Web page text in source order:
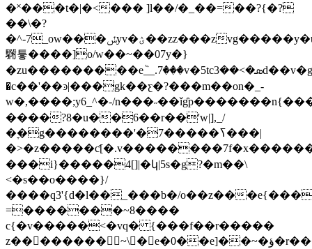
�˟���t�|�<��� ]l��/�_��=��?{�?
��\�?
�^-7_ow���ݽyv�ؽ��zz���zvg�����y�u�
䮛틓����]o/w��~��07y�}
�zu���������eٞ__.7���v�5tcܣ�>��3d��v�gsw47�����g��j߮�׫��bw��(�g\\������,���c777��\�?;��1�ѫ�
�c��'��ͽ|���gk��ƹ�?���m��on�_-
w�,����;y6_^�-/n���˶��ǐg̑
����?8�u��6��r��'w|],_/
�ׇ�g��������'�7�����ߖ���|
���i}�����4[]|�կ|5s�g?�m��\
<�s��o����}/
����q3'{d�l��_���b�؜/o��z���e{������8�=��b֦���_�iq�n�^��n�
=�������~8����
c{�v�����<�vq� {���f��r�����
z���ُ�����~\�e�0��e]��~�ؤ�r�����v���v�^��^>���� sڿ�f���nt